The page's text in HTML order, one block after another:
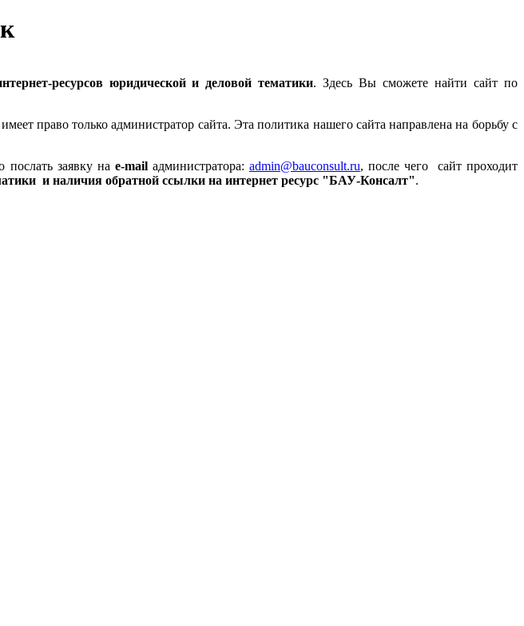
ресурсов юридической и деловой тематики. Здесь Вы сможете найти сайт по
право только администратор сайта. Эта политика нашего сайта направлена на борьбу с
послать заявку на e-mailадминистратора: admin@bauconsult.ru, после чего сайт проходит
и наличия обратной ссылки на интернет ресурс "БАУ-Консалт".